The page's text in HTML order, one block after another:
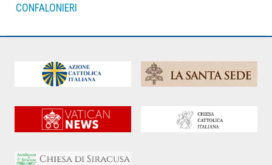
CONFALONIERI